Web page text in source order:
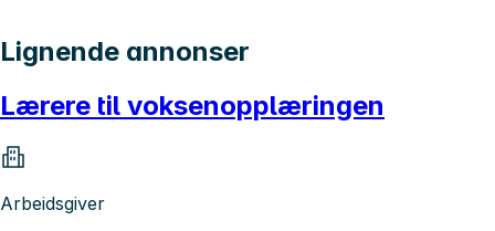
Lignende annonser
Lærere til voksenopplæringen
Arbeidsgiver